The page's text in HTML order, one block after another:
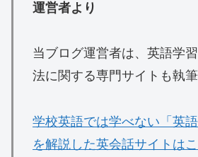
運営者より
当ブログ運営者は、英語学
法に関する専門サイトも執筆
学校英語では学べない「英
を解説した英会話サイトは